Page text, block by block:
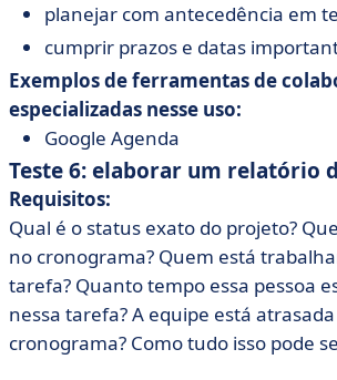
planejar com antecedência em
cumprir prazos e datas
Exemplos de ferramentas de
especializadas nesse uso:
Google Agenda
Teste 6: elaborar um relatório
Requisitos:
Qual é o status exato do projeto?
no cronograma? Quem está
tarefa? Quanto tempo essa pessoa
nessa tarefa? A equipe está
cronograma? Como tudo isso pode